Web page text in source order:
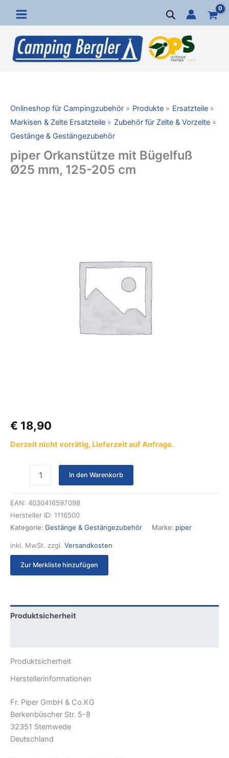
Inhalt
springen
Onlineshop für Campingzubehör Produkte
Ersatzteile
Markisen & Zelte Ersatzteile
Zubehör für Zelte & Vorzelte
Gestänge & Gestängezubehör
piper Orkanstütze mit Bügelfuß
Ø25 mm, 125-205 cm
€ 18,90
Derzeit nicht vorrätig, Lieferzeit auf Anfrage.
In den Warenkorb
EAN: 4030416597098
Hersteller ID: 1116500
Kategorie: Gestänge & Gestängezubehör Marke: piper
inkl. MwSt. zzgl. Versandkosten
Zur Merkliste hinzufügen
Produktsicherheit
Produktsicherheit
Herstellerinformationen
Fr. Piper GmbH & Co.KG
Berkenbüscher Str. 5-8
32351 Stemwede
Deutschland